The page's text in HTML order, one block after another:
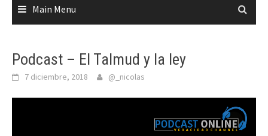
Main Menu
Podcast – El Talmud y la ley
7 diciembre, 2018 @_nicolas